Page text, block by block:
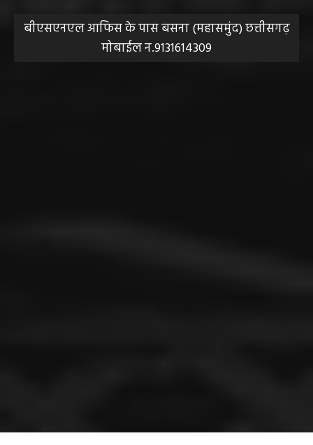
बीएसएनएल आफिस के पास बसना (महासमुंद) छत्तीसगढ़
मोबाईल न.9131614309